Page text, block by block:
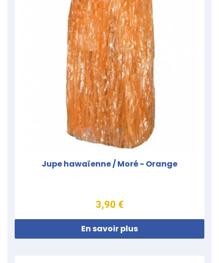
Jupe hawaïenne / Moré - Orange
3,90 €
En savoir plus